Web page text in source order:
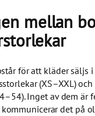
mellan
för att kläder säljs
(XS–XXL) och
Inget av dem är
det på